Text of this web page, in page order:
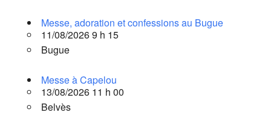
Messe, adoration et confessions au Bugue
11/08/2026 9 h 15
Bugue
Messe à Capelou
13/08/2026 11 h 00
Belvès